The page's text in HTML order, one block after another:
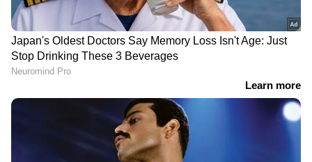
മലഞ്ചെരിവുകൾക്ക് വർഷത്തിലെ ഭൂരിഭാഗം
സമയവും സൂര്യപ്രകാശം ലഭിക്കുന്നതിനാൽ
സൗരോർജ്ജ ഉത്പാദനത്തിനും ഈ പ്രദേശം
ഏറെ അനുയോജ്യമാണ്. ശാസ്ത്രീയ പഠനം,
എന്നിവയ്ക്കായി ഒരേ സ്ഥലത്ത് എല്ലാ
സൗകര്യങ്ങളും ലഭ്യമല്ലാത്തതിനാൽ
നൂറുകണക്കിന് മൈൽ വ്യാപിക്കുന്ന